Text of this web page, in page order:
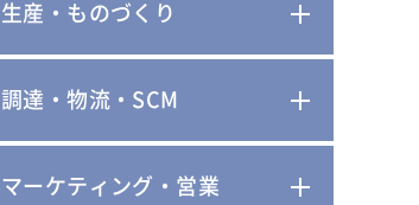
生産・ものづくり
調達・物流・SCM
マーケティング・営業